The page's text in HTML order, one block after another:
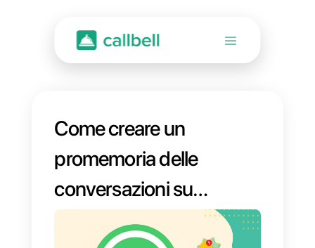
Come creare un
promemoria delle
conversazioni su